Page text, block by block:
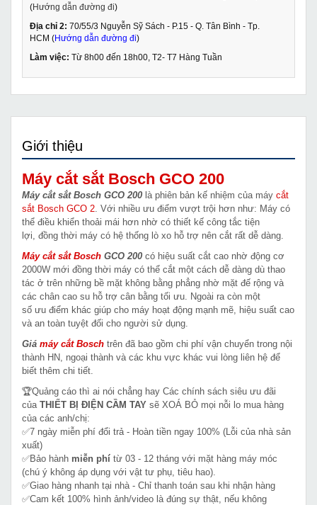
(Hướng dẫn đường đi)
Địa chỉ 2: 70/55/3 Nguyễn Sỹ Sách - P.15 - Q. Tân Bình - Tp.
HCM (Hướng dẫn đường đi)
Làm việc: Từ 8h00 đến 18h00, T2- T7 Hàng Tuần
Giới thiệu
Máy cắt sắt Bosch GCO 200
Máy cắt sắt Bosch GCO 200 là phiên bản kế nhiệm của máy cắt
sắt Bosch GCO 2 . Với nhiều ưu điểm vượt trội hơn như: Máy có
thể điều khiển thoải mái hơn nhờ có thiết kế công tắc tiện
lợi, đồng thời máy có hệ thống lò xo hỗ trợ nên cắt rất dễ dàng.
Máy cắt sắt Bosch GCO 200 có hiệu suất cắt cao nhờ động cơ
2000W mới đồng thời máy có thể cắt một cách dễ dàng dù thao
tác ở trên những bề mặt không bằng phẳng nhờ mặt đế rộng và
các chân cao su hỗ trợ cân bằng tối ưu. Ngoài ra còn một
số ưu điểm khác giúp cho máy hoạt động mạnh mẽ, hiệu suất cao
và an toàn tuyệt đối cho người sử dụng.
Giá máy cắt Bosch trên đã bao gồm chi phí vận chuyển trong nội
thành HN, ngoại thành và các khu vực khác vui lòng liên hệ để
biết thêm chi tiết.
🏆Quảng cáo thì ai nói chẳng hay Các chính sách siêu ưu đãi
của THIẾT BỊ ĐIỆN CẦM TAY sẽ XOÁ BỎ mọi nỗi lo mua hàng
của các anh/chị:
✅7 ngày miễn phí đổi trả - Hoàn tiền ngay 100% (Lỗi của nhà sản
xuất)
✅Bảo hành miễn phí từ 03 - 12 tháng với mặt hàng máy móc
(chú ý không áp dụng với vật tư phụ, tiêu hao).
✅Giao hàng nhanh tại nhà - Chỉ thanh toán sau khi nhận hàng
✅Cam kết 100% hình ảnh/video là đúng sự thật, nếu không